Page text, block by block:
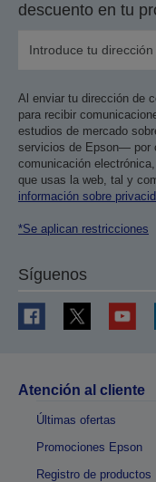
descuento en tu
Al enviar tu dirección de
para recibir
estudios de mercado
servicios de Epson— por
comunicación
que usas la web, tal y
información sobre
*Se aplican restricciones
Síguenos
Atención al cliente
Últimas ofertas
Promociones Epson
Registro de productos